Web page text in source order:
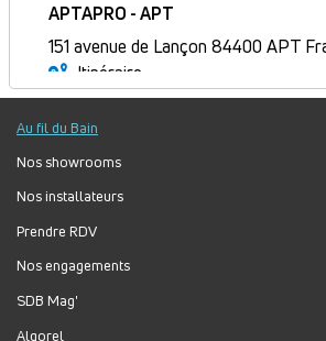
APTAPRO - APT
151 avenue de Lançon 84400 APT
Itinéraire
Jour
Plage
horaire
Lundi :
Mardi :
Mercredi :
Vendredi :
Samedi :
Fermé
Dimanche :
Au fil du Bain
Nos showrooms
Nos installateurs
Prendre RDV
Nos engagements
SDB Mag'
Algorel